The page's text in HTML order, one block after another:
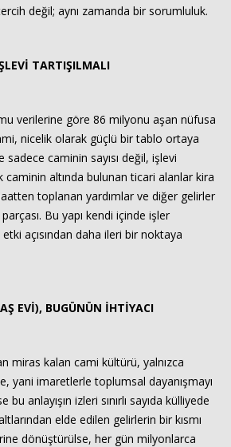
değil; aynı zamanda bir sorumluluk.
TARTIŞILMALI
verilerine göre 86 milyonu aşan nüfusa
nicelik olarak güçlü bir tablo ortaya
caminin sayısı değil, işlevi
caminin altında bulunan ticari alanlar kira
toplanan yardımlar ve diğer gelirler
Bu yapı kendi içinde işler
açısından daha ileri bir noktaya
EVİ), BUGÜNÜN İHTİYACI
miras kalan cami kültürü, yalnızca
yani imaretlerle toplumsal dayanışmayı
anlayışın izleri sınırlı sayıda külliyede
elde edilen gelirlerin bir kısmı
dönüştürülse, her gün milyonlarca